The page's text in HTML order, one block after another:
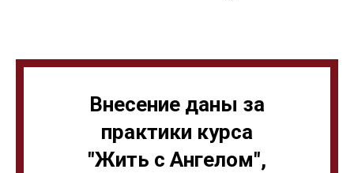
Внесение даны за
практики курса
"Жить с Ангелом",